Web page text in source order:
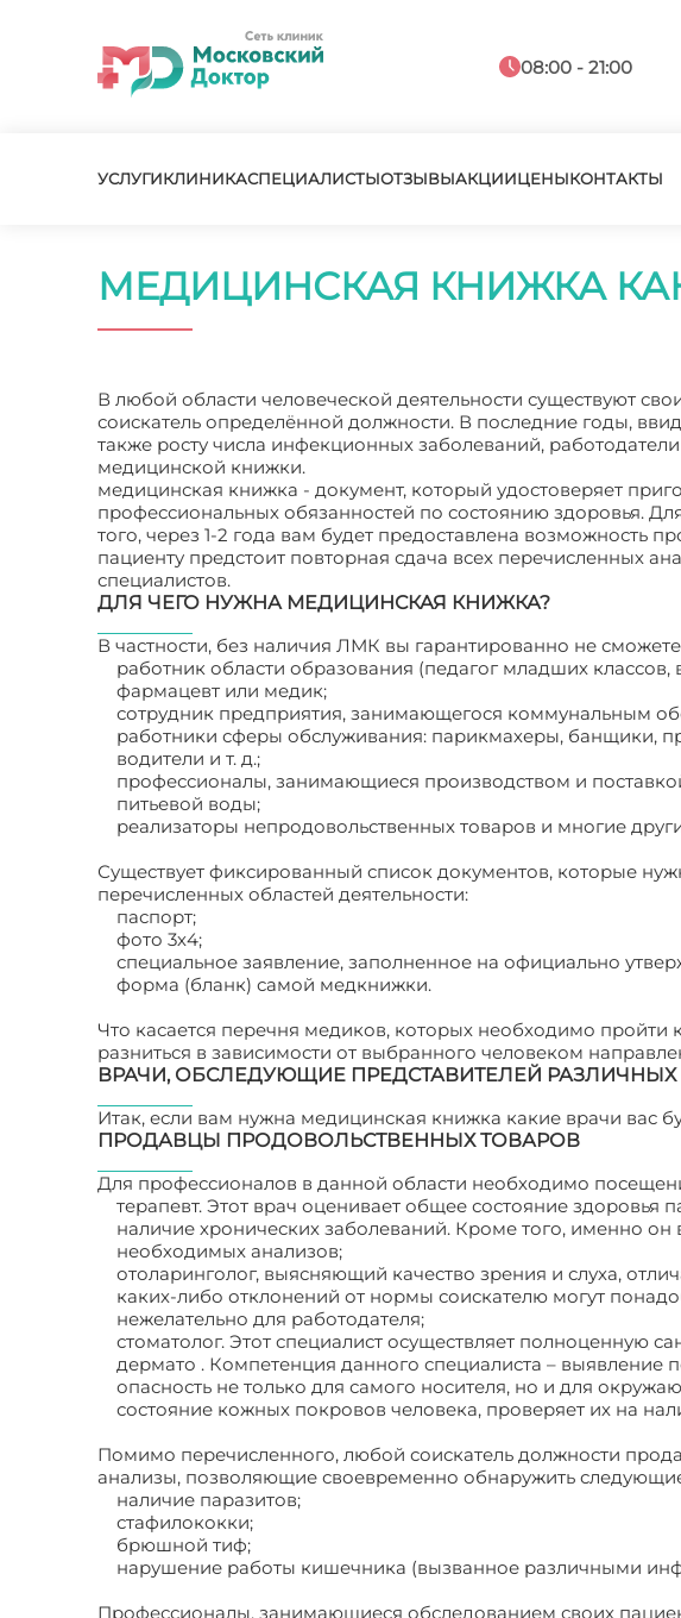
08:00 - 21:00
УСЛУГИКЛИНИКАСПЕЦИАЛИСТЫОТЗЫВЫАКЦИИЦЕНЫКОНТАКТЫ
МЕДИЦИНСКАЯ КНИЖКА
В любой области человеческой деятельности существуют
соискатель определённой должности. В последние годы,
также росту числа инфекционных заболеваний,
медицинской книжки.
медицинская книжка - документ, который удостоверяет
профессиональных обязанностей по состоянию здоровья.
того, через 1-2 года вам будет предоставлена возможность
пациенту предстоит повторная сдача всех перечисленных
специалистов.
ДЛЯ ЧЕГО НУЖНА МЕДИЦИНСКАЯ КНИЖКА?
В частности, без наличия ЛМК вы гарантированно не
работник области образования (педагог младших классов,
фармацевт или медик;
сотрудник предприятия, занимающегося коммунальным
работники сферы обслуживания: парикмахеры, банщики,
водители и т. д.;
профессионалы, занимающиеся производством и
питьевой воды;
реализаторы непродовольственных товаров и многие
Существует фиксированный список документов, которые
перечисленных областей деятельности:
паспорт;
фото 3х4;
специальное заявление, заполненное на официально
форма (бланк) самой медкнижки.
Что касается перечня медиков, которых необходимо
разниться в зависимости от выбранного человеком
ВРАЧИ, ОБСЛЕДУЮЩИЕ ПРЕДСТАВИТЕЛЕЙ
Итак, если вам нужна медицинская книжка какие врачи вас
ПРОДАВЦЫ ПРОДОВОЛЬСТВЕННЫХ ТОВАРОВ
Для профессионалов в данной области необходимо
терапевт. Этот врач оценивает общее состояние здоровья
наличие хронических заболеваний. Кроме того, именно
необходимых анализов;
отоларинголог, выясняющий качество зрения и слуха,
каких-либо отклонений от нормы соискателю могут
нежелательно для работодателя;
стоматолог. Этот специалист осуществляет полноценную
дермато . Компетенция данного специалиста –
опасность не только для самого носителя, но и для
состояние кожных покровов человека, проверяет их на
Помимо перечисленного, любой соискатель должности
анализы, позволяющие своевременно обнаружить следующие
наличие паразитов;
стафилококки;
брюшной тиф;
нарушение работы кишечника (вызванное различными
Профессионалы, занимающиеся обследованием своих